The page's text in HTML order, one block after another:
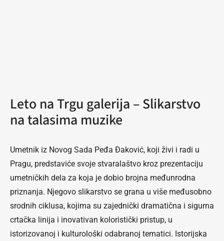
Leto na Trgu galerija – Slikarstvo
na talasima muzike
Umetnik iz Novog Sada Peđa Đaković, koji živi i radi u
Pragu, predstaviće svoje stvaralaštvo kroz prezentaciju
umetničkih dela za koja je dobio brojna međunrodna
priznanja. Njegovo slikarstvo se grana u više međusobno
srodnih ciklusa, kojima su zajednički dramatična i sigurna
crtačka linija i inovativan koloristički pristup, u
istorizovanoj i kulturološki odabranoj tematici. Istorijska